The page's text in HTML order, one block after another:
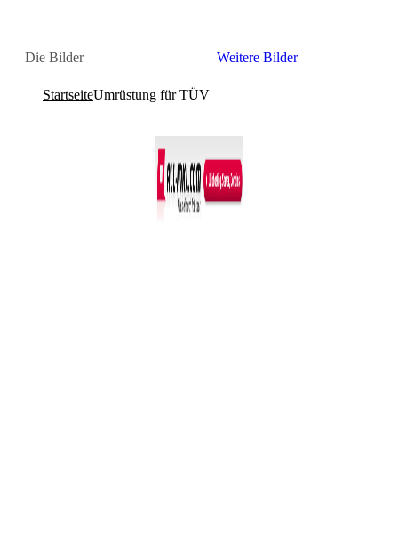
Die Bil­der Wei­te­re Bil­der
StartseiteUmrüstung für TÜV